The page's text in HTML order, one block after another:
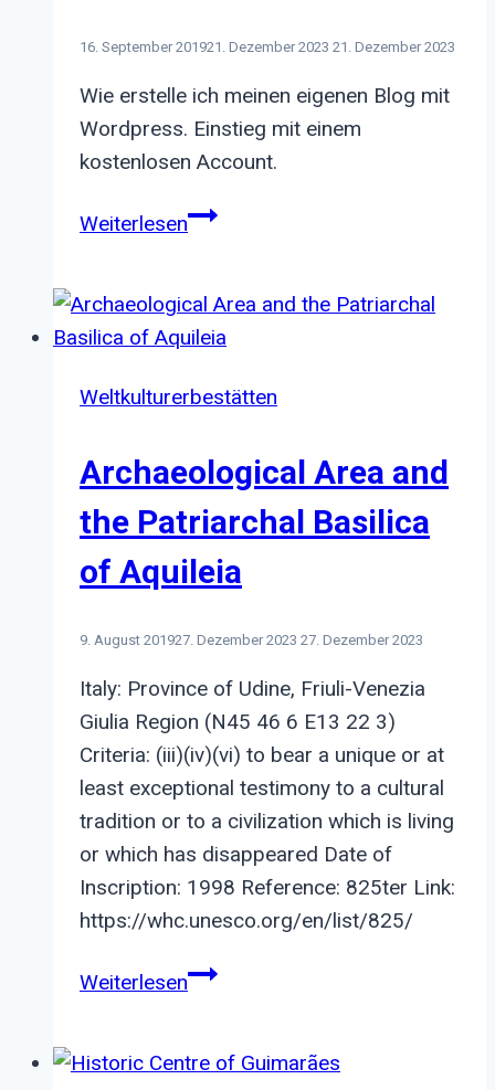
16. September 201921. Dezember 2023 21. Dezember 2023
Wie erstelle ich meinen eigenen Blog mit
Wordpress. Einstieg mit einem
kostenlosen Account.
WeiterlesenDer
Weltkulturerbestätten
Archaeological Area and
the Patriarchal Basilica
of Aquileia
9. August 201927. Dezember 2023 27. Dezember 2023
Italy: Province of Udine, Friuli-Venezia
Giulia Region (N45 46 6 E13 22 3)
Criteria: (iii)(iv)(vi) to bear a unique or at
least exceptional testimony to a cultural
tradition or to a civilization which is living
or which has disappeared Date of
Inscription: 1998 Reference: 825ter Link:
https://whc.unesco.org/en/list/825/
WeiterlesenArchaeological
the